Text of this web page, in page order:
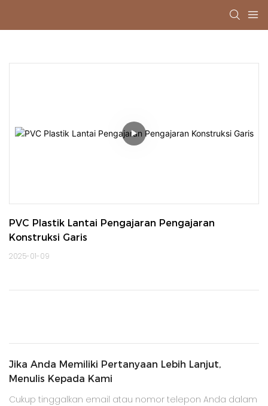
PVC Plastik Lantai Pengajaran Pengajaran
Konstruksi Garis
2025-01-09
Jika Anda Memiliki Pertanyaan Lebih Lanjut,
Menulis Kepada Kami
Cukup tinggalkan email atau nomor telepon Anda dalam